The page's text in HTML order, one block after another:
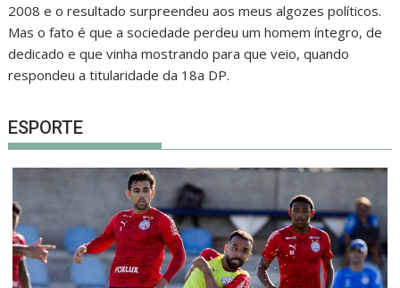
2008 e o resultado surpreendeu aos meus algozes políticos.
Mas o fato é que a sociedade perdeu um homem íntegro, de
dedicado e que vinha mostrando para que veio, quando
respondeu a titularidade da 18a DP.
ESPORTE